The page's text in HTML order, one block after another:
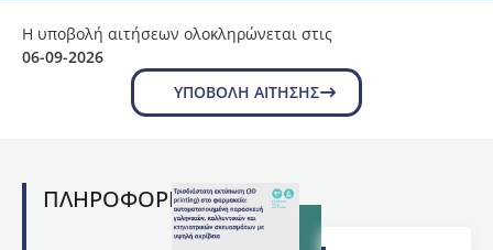
Η υποβολή αιτήσεων ολοκληρώνεται στις
06-09-2026
ΥΠΟΒΟΛΉ ΑΊΤΗΣΗΣ
ΠΛΗΡΟΦΟΡΙΕΣ